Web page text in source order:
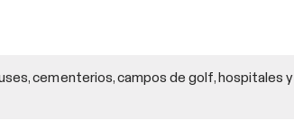
cementerios, campos de golf, hospitales y